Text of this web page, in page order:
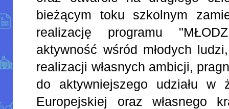
bieżącym toku szkolnym
realizację programu
aktywność wśród młodych
realizacji własnych ambicji,
do aktywniejszego udziału w
Europejskiej oraz własnego